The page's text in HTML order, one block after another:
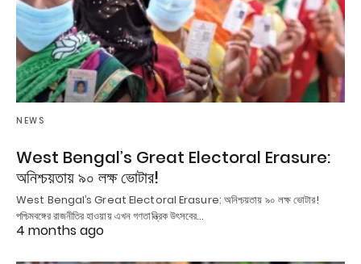
NEWS
West Bengal’s Great Electoral Erasure:
অনিশ্চয়তায় ৯০ লক্ষ ভোটার!
West Bengal’s Great Electoral Erasure: অনিশ্চয়তায় ৯০ লক্ষ ভোটার!
পশ্চিমবঙ্গের রাজনীতির হাওয়ায় এখন গণতান্ত্রিক উৎসবের…
4 months ago